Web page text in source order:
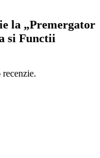
la „Premergator
si Functii